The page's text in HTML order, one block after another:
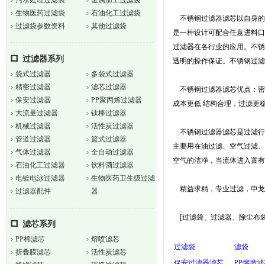
生物医药过滤袋
石油化工过滤袋
过滤袋参数资料
其他过滤袋
过滤器系列
袋式过滤器
多袋式过滤器
精密过滤器
滤芯过滤器
保安过滤器
PP聚丙烯过滤器
大流量过滤器
钛棒过滤器
机械过滤器
活性炭过滤器
管道过滤器
篮式过滤器
气体过滤器
全自动过滤器
石油化工过滤器
饮料酒过滤器
电镀电泳过滤器
生物医药卫生级过滤
器
过滤器配件
滤芯系列
PP棉滤芯
熔喷滤芯
折叠膜滤芯
活性炭滤芯
不锈钢过滤器滤芯以自身
是一种设计可配合任意进料
过滤器在各行业的应用。不
透明的操作保证。不锈钢过
不锈钢过滤器滤芯优点：
成本更低 结构合理，过滤更
不锈钢过滤器滤芯是过滤
主要用在油过滤、空气过滤
空气的洁净，当流体进入置
精益求精，专业过滤，申
[过滤袋、过滤器、除尘布
过滤袋
滤袋